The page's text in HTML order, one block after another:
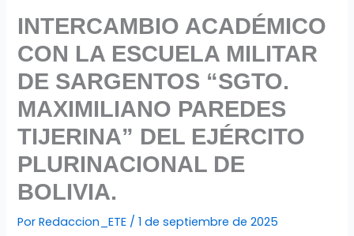
INTERCAMBIO ACADÉMICO
CON LA ESCUELA MILITAR
DE SARGENTOS “SGTO.
MAXIMILIANO PAREDES
TIJERINA” DEL EJÉRCITO
PLURINACIONAL DE
BOLIVIA.
PorRedaccion_ETE /1 de septiembre de 2025